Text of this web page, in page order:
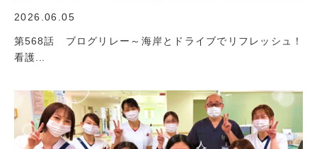
2026.06.05
第568話 ブログリレー～海岸とドライブでリフレッシュ！
看護...